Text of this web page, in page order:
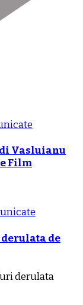
Vasluianu
Film
de